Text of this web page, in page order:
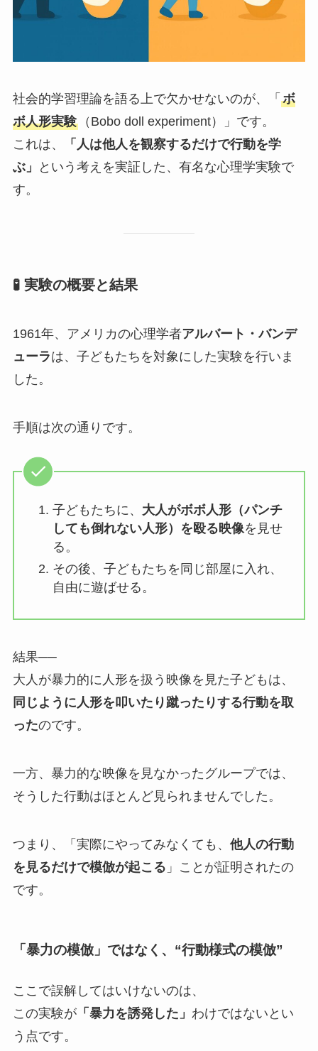
社会的学習理論を語る上で欠かせないのが、「 ボ
ボ人形実験（Bobo doll experiment）」です。
これは、
「人は他人を観察するだけで行動を学
ぶ」
という考えを実証した、有名な心理学実験で
す。
🧪 実験の概要と結果
1961年、アメリカの心理学者アルバート・バンデ
ューラは、子どもたちを対象にした実験を行いま
した。
手順は次の通りです。
子どもたちに、 大人がボボ人形（パンチ
しても倒れない人形）を殴る映像を見せ
る。
その後、子どもたちを同じ部屋に入れ、
自由に遊ばせる。
結果──
大人が暴力的に人形を扱う映像を見た子どもは、
同じように人形を叩いたり蹴ったりする行動を取
ったのです。
一方、暴力的な映像を見なかったグループでは、
そうした行動はほとんど見られませんでした。
つまり、「実際にやってみなくても、 他人の行動
を見るだけで模倣が起こる 」ことが証明されたの
です。
「暴力の模倣」ではなく、“行動様式の模倣”
ここで誤解してはいけないのは、
この実験が「暴力を誘発した」 わけではないとい
う点です。